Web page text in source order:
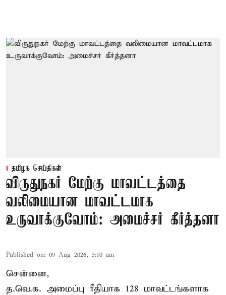
தமிழக செய்திகள்
விருதுநகர் மேற்கு மாவட்டத்தை
வலிமையான மாவட்டமாக
உருவாக்குவோம்: அமைச்சர் கீர்த்தனா
Published on: 09 Aug 2026, 5:10 am
சென்னை,
த.வெ.க. அமைப்பு ரீதியாக 128 மாவட்டங்களாக